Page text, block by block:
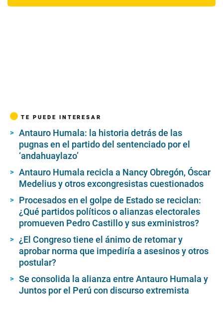
TE PUEDE INTERESAR
Antauro Humala: la historia detrás de las
pugnas en el partido del sentenciado por el
‘andahuaylazo’
Antauro Humala recicla a Nancy Obregón, Óscar
Medelius y otros excongresistas cuestionados
Procesados en el golpe de Estado se reciclan:
¿Qué partidos políticos o alianzas electorales
promueven Pedro Castillo y sus exministros?
¿El Congreso tiene el ánimo de retomar y
aprobar norma que impediría a asesinos y otros
postular?
Se consolida la alianza entre Antauro Humala y
Juntos por el Perú con discurso extremista